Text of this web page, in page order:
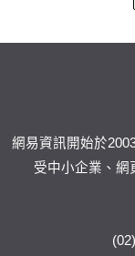
網易資訊開始於
受中小企業、網